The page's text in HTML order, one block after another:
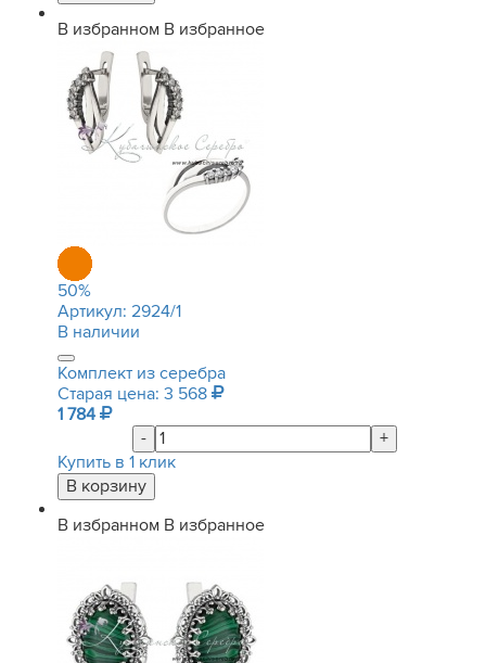
В избранном В избранное
50%
Артикул: 2924/1
В наличии
Комплект из серебра
Старая цена: 3 568
1 784
-
+
Купить в 1 клик
В избранном В избранное